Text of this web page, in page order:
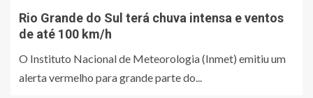
Rio Grande do Sul terá chuva intensa e ventos
de até 100 km/h
O Instituto Nacional de Meteorologia (Inmet) emitiu um
alerta vermelho para grande parte do...